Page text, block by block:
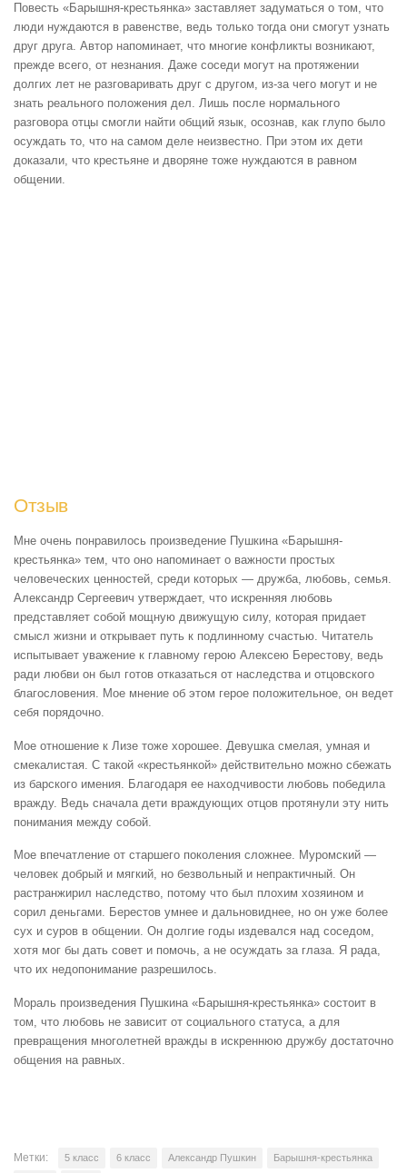
Повесть «Барышня-крестьянка» заставляет задуматься о том, что
люди нуждаются в равенстве, ведь только тогда они смогут узнать
друг друга. Автор напоминает, что многие конфликты возникают,
прежде всего, от незнания. Даже соседи могут на протяжении
долгих лет не разговаривать друг с другом, из-за чего могут и не
знать реального положения дел. Лишь после нормального
разговора отцы смогли найти общий язык, осознав, как глупо было
осуждать то, что на самом деле неизвестно. При этом их дети
доказали, что крестьяне и дворяне тоже нуждаются в равном
общении.
Отзыв
Мне очень понравилось произведение Пушкина «Барышня-
крестьянка» тем, что оно напоминает о важности простых
человеческих ценностей, среди которых — дружба, любовь, семья.
Александр Сергеевич утверждает, что искренняя любовь
представляет собой мощную движущую силу, которая придает
смысл жизни и открывает путь к подлинному счастью. Читатель
испытывает уважение к главному герою Алексею Берестову, ведь
ради любви он был готов отказаться от наследства и отцовского
благословения. Мое мнение об этом герое положительное, он ведет
себя порядочно.
Мое отношение к Лизе тоже хорошее. Девушка смелая, умная и
смекалистая. С такой «крестьянкой» действительно можно сбежать
из барского имения. Благодаря ее находчивости любовь победила
вражду. Ведь сначала дети враждующих отцов протянули эту нить
понимания между собой.
Мое впечатление от старшего поколения сложнее. Муромский —
человек добрый и мягкий, но безвольный и непрактичный. Он
растранжирил наследство, потому что был плохим хозяином и
сорил деньгами. Берестов умнее и дальновиднее, но он уже более
сух и суров в общении. Он долгие годы издевался над соседом,
хотя мог бы дать совет и помочь, а не осуждать за глаза. Я рада,
что их недопонимание разрешилось.
Мораль произведения Пушкина «Барышня-крестьянка» состоит в
том, что любовь не зависит от социального статуса, а для
превращения многолетней вражды в искреннюю дружбу достаточно
общения на равных.
Метки: 5 класс 6 класс Александр Пушкин Барышня-крестьянка